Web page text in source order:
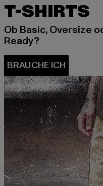
T-SHIRTS
Ob Basic, Oversize
Ready?